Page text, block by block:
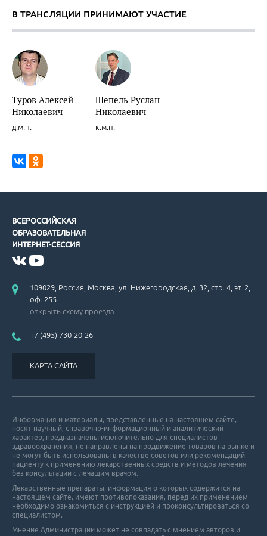
В ТРАНСЛЯЦИИ ПРИНИМАЮТ УЧАСТИЕ
Туров Алексей
Николаевич
д.м.н.
Шепель Руслан
Николаевич
к.м.н.
ВСЕРОССИЙСКАЯ
ОБРАЗОВАТЕЛЬНАЯ
ИНТЕРНЕТ-СЕССИЯ
109029, Россия, Москва, ул. Нижегородская, д. 32, стр. 4, эт. 2,
оф. 255
открыть схему проезда
+7 (495) 730-20-26
КАРТА САЙТА
Информация и материалы, представленные на настоящем сайте,
носят научный, справочно-информационный и аналитический
характер, предназначены исключительно для специалистов
здравоохранения, не направлены на продвижение товаров на рынке и
не могут быть использованы в качестве советов или рекомендаций
пациенту к применению лекарственных средств и методов лечения
без консультации с лечащим врачом.
Лекарственные препараты, информация о которых содержится на
настоящем сайте, имеют противопоказания, перед их применением
необходимо ознакомиться с инструкцией и проконсультироваться со
специалистом.
Мнение Администрации может не совпадать с мнением авторов и